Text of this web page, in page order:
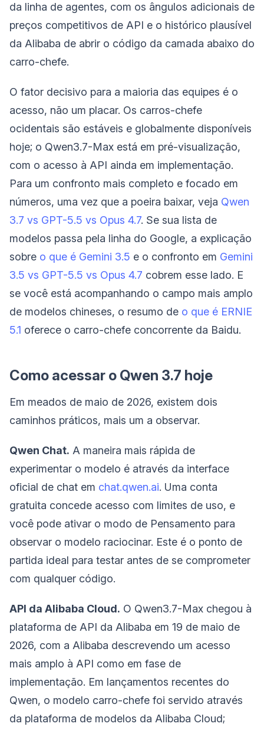
da linha de agentes, com os ângulos adicionais de
preços competitivos de API e o histórico plausível
da Alibaba de abrir o código da camada abaixo do
carro-chefe.
O fator decisivo para a maioria das equipes é o
acesso, não um placar. Os carros-chefe
ocidentais são estáveis e globalmente disponíveis
hoje; o Qwen3.7-Max está em pré-visualização,
com o acesso à API ainda em implementação.
Para um confronto mais completo e focado em
números, uma vez que a poeira baixar, veja Qwen
3.7 vs GPT-5.5 vs Opus 4.7. Se sua lista de
modelos passa pela linha do Google, a explicação
sobre o que é Gemini 3.5 e o confronto em Gemini
3.5 vs GPT-5.5 vs Opus 4.7 cobrem esse lado. E
se você está acompanhando o campo mais amplo
de modelos chineses, o resumo de o que é ERNIE
5.1 oferece o carro-chefe concorrente da Baidu.
Como acessar o Qwen 3.7 hoje
Em meados de maio de 2026, existem dois
caminhos práticos, mais um a observar.
Qwen Chat. A maneira mais rápida de
experimentar o modelo é através da interface
oficial de chat em chat.qwen.ai. Uma conta
gratuita concede acesso com limites de uso, e
você pode ativar o modo de Pensamento para
observar o modelo raciocinar. Este é o ponto de
partida ideal para testar antes de se comprometer
com qualquer código.
API da Alibaba Cloud. O Qwen3.7-Max chegou à
plataforma de API da Alibaba em 19 de maio de
2026, com a Alibaba descrevendo um acesso
mais amplo à API como em fase de
implementação. Em lançamentos recentes do
Qwen, o modelo carro-chefe foi servido através
da plataforma de modelos da Alibaba Cloud;